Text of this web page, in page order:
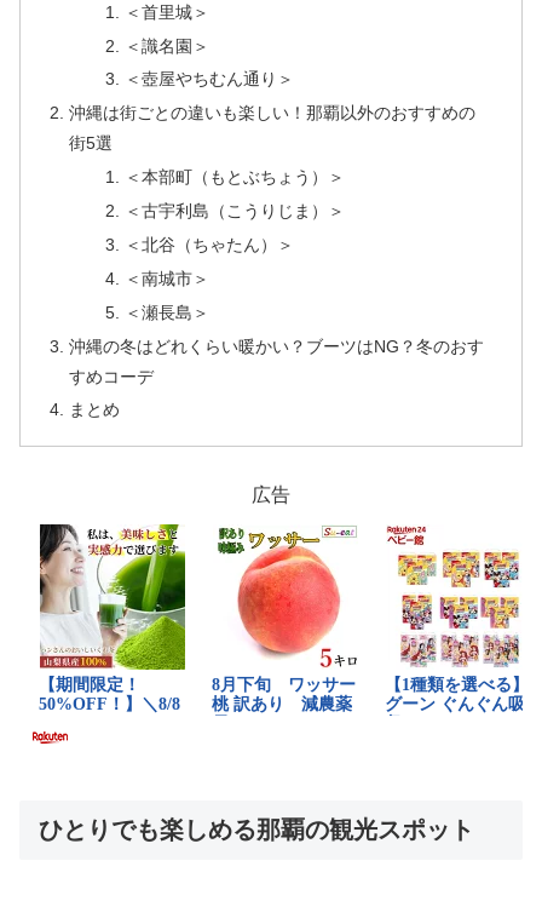
＜首里城＞
＜識名園＞
＜壺屋やちむん通り＞
沖縄は街ごとの違いも楽しい！那覇以外のおすすめの
街5選
＜本部町（もとぶちょう）＞
＜古宇利島（こうりじま）＞
＜北谷（ちゃたん）＞
＜南城市＞
＜瀬長島＞
沖縄の冬はどれくらい暖かい？ブーツはNG？冬のおす
すめコーデ
まとめ
広告
ひとりでも楽しめる那覇の観光スポット